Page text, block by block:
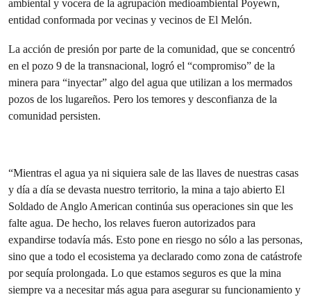
ambiental y vocera de la agrupación medioambiental Poyewn,
entidad conformada por vecinas y vecinos de El Melón.
La acción de presión por parte de la comunidad, que se concentró
en el pozo 9 de la transnacional, logró el “compromiso” de la
minera para “inyectar” algo del agua que utilizan a los mermados
pozos de los lugareños. Pero los temores y desconfianza de la
comunidad persisten.
“Mientras el agua ya ni siquiera sale de las llaves de nuestras casas
y día a día se devasta nuestro territorio, la mina a tajo abierto El
Soldado de Anglo American continúa sus operaciones sin que les
falte agua. De hecho, los relaves fueron autorizados para
expandirse todavía más. Esto pone en riesgo no sólo a las personas,
sino que a todo el ecosistema ya declarado como zona de catástrofe
por sequía prolongada. Lo que estamos seguros es que la mina
siempre va a necesitar más agua para asegurar su funcionamiento y